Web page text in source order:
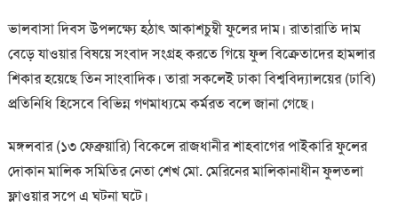
ভালবাসা দিবস উপলক্ষ্যে হঠাৎ আকাশচুম্বী ফুলের দাম। রাতারাতি দাম
বেড়ে যাওয়ার বিষয়ে সংবাদ সংগ্রহ করতে গিয়ে ফুল বিক্রেতাদের হামলার
শিকার হয়েছে তিন সাংবাদিক। তারা সকলেই ঢাকা বিশ্ববিদ্যালয়ের (ঢাবি)
প্রতিনিধি হিসেবে বিভিন্ন গণমাধ্যমে কর্মরত বলে জানা গেছে।
মঙ্গলবার (১৩ ফেব্রুয়ারি) বিকেলে রাজধানীর শাহবাগের পাইকারি ফুলের
দোকান মালিক সমিতির নেতা শেখ মো. মেরিনের মালিকানাধীন ফুলতলা
ফ্লাওয়ার সপে এ ঘটনা ঘটে।